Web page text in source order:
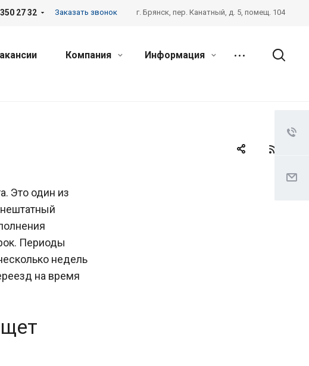
г. Брянск, пер. Канатный, д. 5, помещ. 104
27 32 Заказать звонок
Компания Информация
Это один из
Периоды
недель
на время